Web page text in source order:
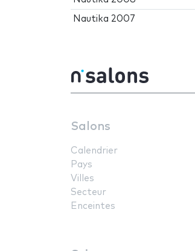
Nautika 2007
Salons
Calendrier
Pays
Villes
Secteur
Enceintes